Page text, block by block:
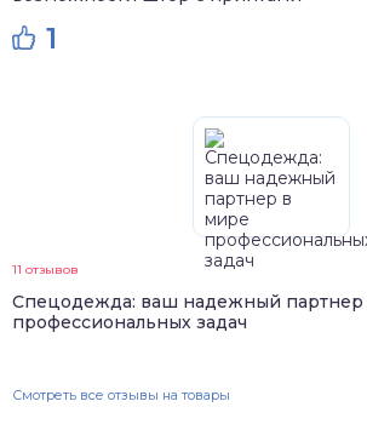
1
11 отзывов
Спецодежда: ваш надежный партнер
профессиональных задач
Смотреть все отзывы на товары